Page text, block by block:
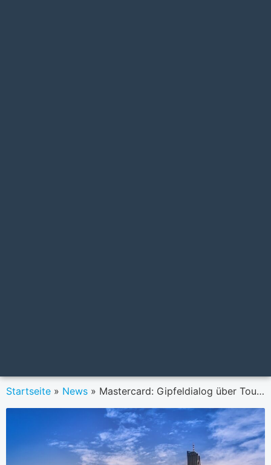
Startseite » News » Mastercard: Gipfeldialog über Tourismus in Kitz